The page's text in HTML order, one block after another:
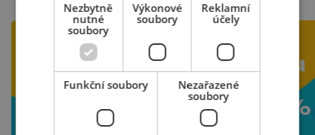
Nezbytně
nutné
soubory
Výkonové
soubory
Reklamní
účely
Funkční soubory
Nezařazené
soubory